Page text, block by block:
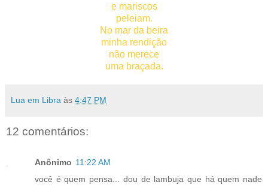
e mariscos
peleiam.
No mar da beira
minha rendição
não merece
uma braçada.
Lua em Libra às 4:47 PM
12 comentários:
Anônimo 11:22 AM
você é quem pensa... dou de lambuja que há quem nade